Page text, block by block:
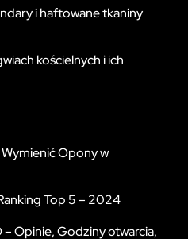
i haftowane tkaniny
kościelnych i ich
Opony w
Top 5 – 2024
Opinie, Godziny otwarcia,